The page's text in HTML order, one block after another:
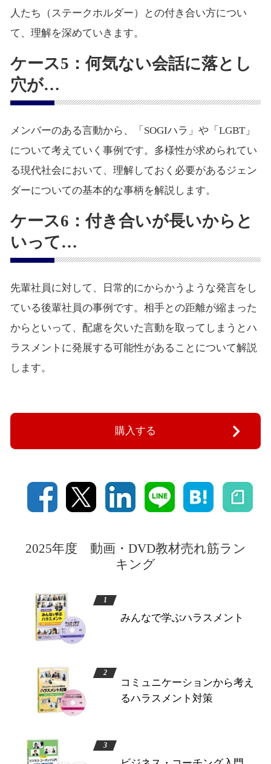
人たち（ステークホルダー）との付き合い方につい
て、理解を深めていきます。
ケース5：何気ない会話に落とし
穴が…
メンバーのある言動から、「SOGIハラ」や「LGBT」
について考えていく事例です。多様性が求められてい
る現代社会において、理解しておく必要があるジェン
ダーについての基本的な事柄を解説します。
ケース6：付き合いが長いからと
いって…
先輩社員に対して、日常的にからかうような発言をし
ている後輩社員の事例です。相手との距離が縮まった
からといって、配慮を欠いた言動を取ってしまうとハ
ラスメントに発展する可能性があることについて解説
します。
購入する
2025年度 動画・DVD教材売れ筋ラン
キング
みんなで学ぶハラスメント
コミュニケーションから考え
るハラスメント対策